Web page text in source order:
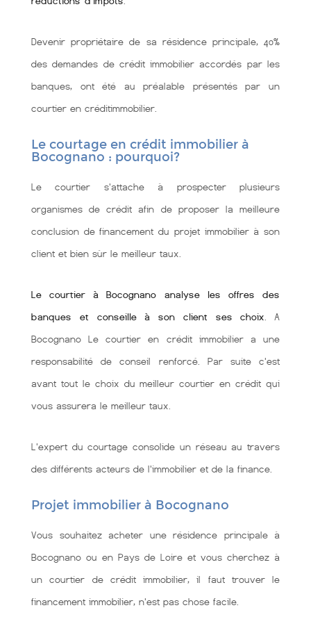
Devenir propriétaire de sa résidence principale, 40%
des demandes de crédit immobilier accordés par les
banques, ont été au préalable présentés par un
courtier en créditimmobilier.
Le courtage en crédit immobilier à
Bocognano : pourquoi?
Le courtier s'attache à prospecter plusieurs
organismes de crédit afin de proposer la meilleure
conclusion de financement du projet immobilier à son
client et bien sùr le meilleur taux.
Le courtier à Bocognano analyse les offres des
banques et conseille à son client ses choix . A
Bocognano Le courtier en crédit immobilier a une
responsabilité de conseil renforcé. Par suite c'est
avant tout le choix du meilleur courtier en crédit qui
vous assurera le meilleur taux.
L'expert du courtage consolide un réseau au travers
des différents acteurs de l'immobilier et de la finance.
Projet immobilier à Bocognano
Vous souhaitez acheter une résidence principale à
Bocognano ou en Pays de Loire et vous cherchez à
un courtier de crédit immobilier, il faut trouver le
financement immobilier, n'est pas chose facile.